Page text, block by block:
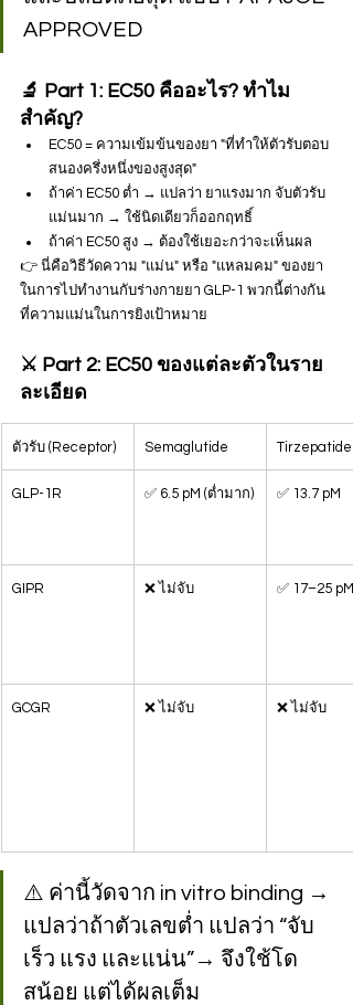
APPROVED
🔬 Part 1: EC50 คืออะไร? ทำไม
สำคัญ?
EC50 = ความเข้มข้นของยา "ที่ทำให้ตัวรับตอบ
สนองครึ่งหนึ่งของสูงสุด"
ถ้าค่า EC50 ต่ำ → แปลว่า ยาแรงมาก จับตัวรับ
แม่นมาก → ใช้นิดเดียวก็ออกฤทธิ์
ถ้าค่า EC50 สูง → ต้องใช้เยอะกว่าจะเห็นผล
👉 นี่คือวิธีวัดความ "แม่น" หรือ "แหลมคม" ของยา
ในการไปทำงานกับร่างกายยา GLP-1 พวกนี้ต่างกัน
ที่ความแม่นในการยิงเป้าหมาย
⚔️ Part 2: EC50 ของแต่ละตัวในราย
ละเอียด
ตัวรับ (Receptor) Semaglutide Tirzepatide
GLP-1R ✅ 6.5 pM (ต่ำมาก) ✅ 13.7 pM
GIPR ❌ ไม่จับ ✅ 17–25 pM
GCGR ❌ ไม่จับ ❌ ไม่จับ
⚠️ ค่านี้วัดจาก in vitro binding →
แปลว่าถ้าตัวเลขต่ำ แปลว่า “จับ
เร็ว แรง และแน่น”→ จึงใช้โด
สน้อย แต่ได้ผลเต็ม